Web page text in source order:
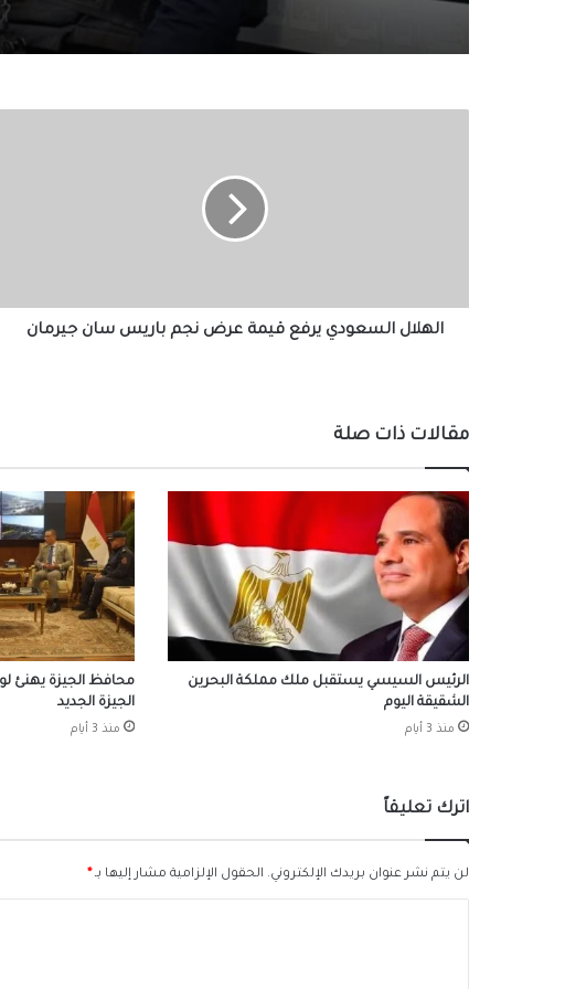
جيرمان
الهلال السعودي يرفع قيمة عرض نجم باريس سان جيرمان
مقالات ذات صلة
الرئيس السيسي يستقبل ملك مملكة البحرين
الشقيقة اليوم
منذ 3 أيام
محافظ الجيزة يهنئ
الجيزة الجديد
منذ 3 أيام
اترك تعليقاً
لن يتم نشر عنوان بريدك الإلكتروني. الحقول الإلزامية مشار إليها بـ *